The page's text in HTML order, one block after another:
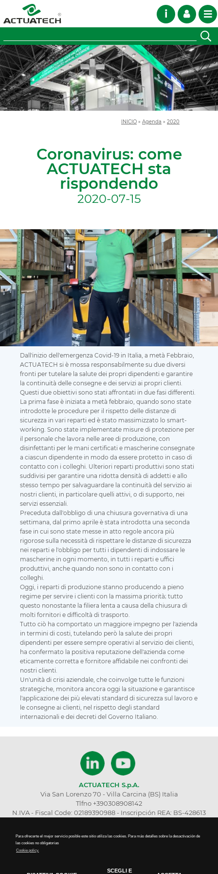
Para ofrecerte el mejor servicio posible este sitio utiliza las cookies. Para más detalles sobre la desactivación de
las cookies no obligatorias
Cookie policy.
SCEGLI E
i
INICIO » Agenda » 2020
Coronavirus: come
ACTUATECH sta
rispondendo
2020-07-15
Dall'inizio dell'emergenza Covid-19 in Italia, a metà Febbraio,
ACTUATECH si è mossa responsabilmente su due diversi
fronti per tutelare la salute dei propri dipendenti e garantire
la continuità delle consegne e dei servizi ai propri clienti.
Questi due obiettivi sono stati affrontati in due fasi differenti.
La prima fase è iniziata a metà febbraio, quando sono state
introdotte le procedure per il rispetto delle distanze di
sicurezza in vari reparti ed è stato massimizzato lo smart-
working. Sono state implementate misure di protezione per
il personale che lavora nelle aree di produzione, con
disinfettanti per le mani certificati e mascherine consegnate
a ciascun dipendente in modo da essere protetto in caso di
contatto con i colleghi. Ulteriori reparti produttivi sono stati
suddivisi per garantire una ridotta densità di addetti e allo
stesso tempo per salvaguardare la continuità del servizio ai
nostri clienti, in particolare quelli attivi, o di supporto, nei
servizi essenziali.
Preceduta dall'obbligo di una chiusura governativa di una
settimana, dal primo aprile è stata introdotta una seconda
fase in cui sono state messe in atto regole ancora più
rigorose sulla necessità di rispettare le distanze di sicurezza
nei reparti e l'obbligo per tutti i dipendenti di indossare le
mascherine in ogni momento, in tutti i reparti e uffici
produttivi, anche quando non sono in contatto con i
colleghi.
Oggi, i reparti di produzione stanno producendo a pieno
regime per servire i clienti con la massima priorità; tutto
questo nonostante la filiera lenta a causa della chiusura di
molti fornitori e difficoltà di trasporto.
Tutto ciò ha comportato un maggiore impegno per l'azienda
in termini di costi, tutelando però la salute dei propri
dipendenti per essere sempre operativi al servizio dei clienti,
ha confermato la positiva reputazione dell'azienda come
eticamente corretta e fornitore affidabile nei confronti dei
nostri clienti.
Un'unità di crisi aziendale, che coinvolge tutte le funzioni
strategiche, monitora ancora oggi la situazione e garantisce
l'applicazione dei più elevati standard di sicurezza sul lavoro e
le consegne ai clienti, nel rispetto degli standard
internazionali e dei decreti del Governo Italiano.
ACTUATECH S.p.A.
Via San Lorenzo 70 - Villa Carcina (BS) Italia
Tlfno +390308908142
N.IVA - Fiscal Code: 02189390988 - Inscripción REA: BS-428613
WHISTLEBLOWING